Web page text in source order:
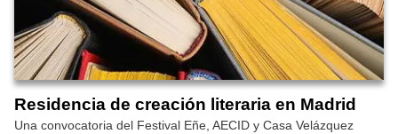
Residencia de creación literaria en Madrid
Una convocatoria del Festival Eñe, AECID y Casa Velázquez